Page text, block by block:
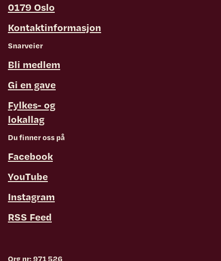
0179 Oslo
Kontaktinformasjon
Snarveier
Bli medlem
Gi en gave
Fylkes- og
lokallag
Du finner oss på
Facebook
YouTube
Instagram
RSS Feed
Org nr: 971 526